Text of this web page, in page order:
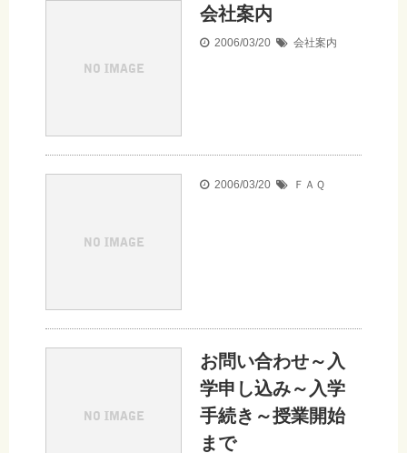
会社案内
2006/03/20 会社案内
2006/03/20 ＦＡＱ
お問い合わせ～入
学申し込み～入学
手続き～授業開始
まで